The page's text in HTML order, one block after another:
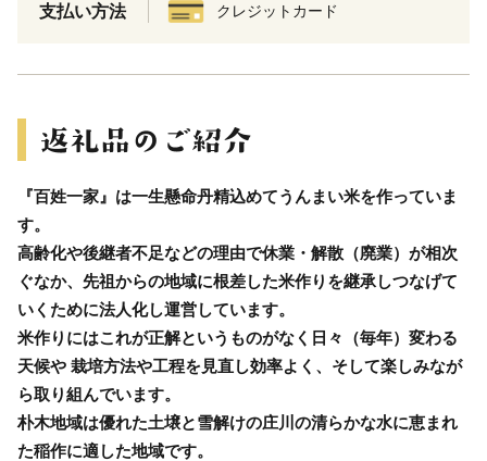
支払い方法 クレジットカード
『百姓一家』は一生懸命丹精込めてうんまい米を作っていま
す。
高齢化や後継者不足などの理由で休業・解散（廃業）が相次
ぐなか、先祖からの地域に根差した米作りを継承しつなげて
いくために法人化し運営しています。
米作りにはこれが正解というものがなく日々（毎年）変わる
天候や 栽培方法や工程を見直し効率よく、そして楽しみなが
ら取り組んでいます。
朴木地域は優れた土壌と雪解けの庄川の清らかな水に恵まれ
た稲作に適した地域です。